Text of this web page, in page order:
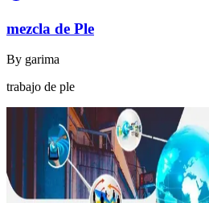
mezcla de Ple
By garima
trabajo de ple